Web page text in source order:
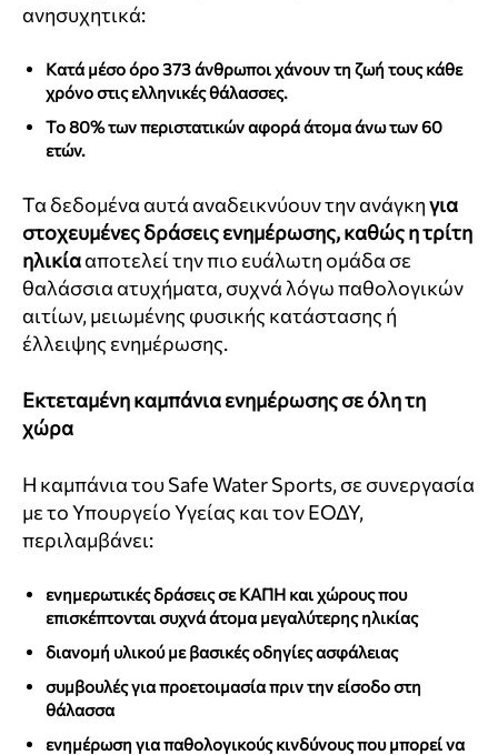
ανησυχητικά:
Κατά μέσο όρο 373 άνθρωποι χάνουν τη ζωή τους κάθε
χρόνο στις ελληνικές θάλασσες.
Το 80% των περιστατικών αφορά άτομα άνω των 60
ετών.
Τα δεδομένα αυτά αναδεικνύουν την ανάγκηγια
στοχευμένες δράσεις ενημέρωσης, καθώς η τρίτη
ηλικίααποτελεί την πιο ευάλωτη ομάδα σε
θαλάσσια ατυχήματα, συχνά λόγω παθολογικών
αιτίων, μειωμένης φυσικής κατάστασης ή
έλλειψης ενημέρωσης.
Εκτεταμένη καμπάνια ενημέρωσης σε όλη τη
χώρα
Η καμπάνια του Safe Water Sports, σε συνεργασία
με το Υπουργείο Υγείας και τον ΕΟΔΥ,
περιλαμβάνει:
ενημερωτικές δράσεις σε ΚΑΠΗ και χώρους που
επισκέπτονται συχνά άτομα μεγαλύτερης ηλικίας
διανομή υλικού με βασικές οδηγίες ασφάλειας
συμβουλές για προετοιμασία πριν την είσοδο στη
θάλασσα
ενημέρωση για παθολογικούς κινδύνους που μπορεί να